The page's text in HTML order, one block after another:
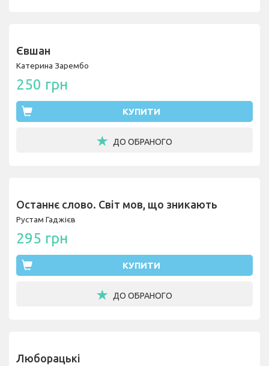
Євшан
Катерина Зарембо
250 грн
КУПИТИ
ДО ОБРАНОГО
Останнє слово. Світ мов, що зникають
Рустам Гаджієв
295 грн
КУПИТИ
ДО ОБРАНОГО
Люборацькі